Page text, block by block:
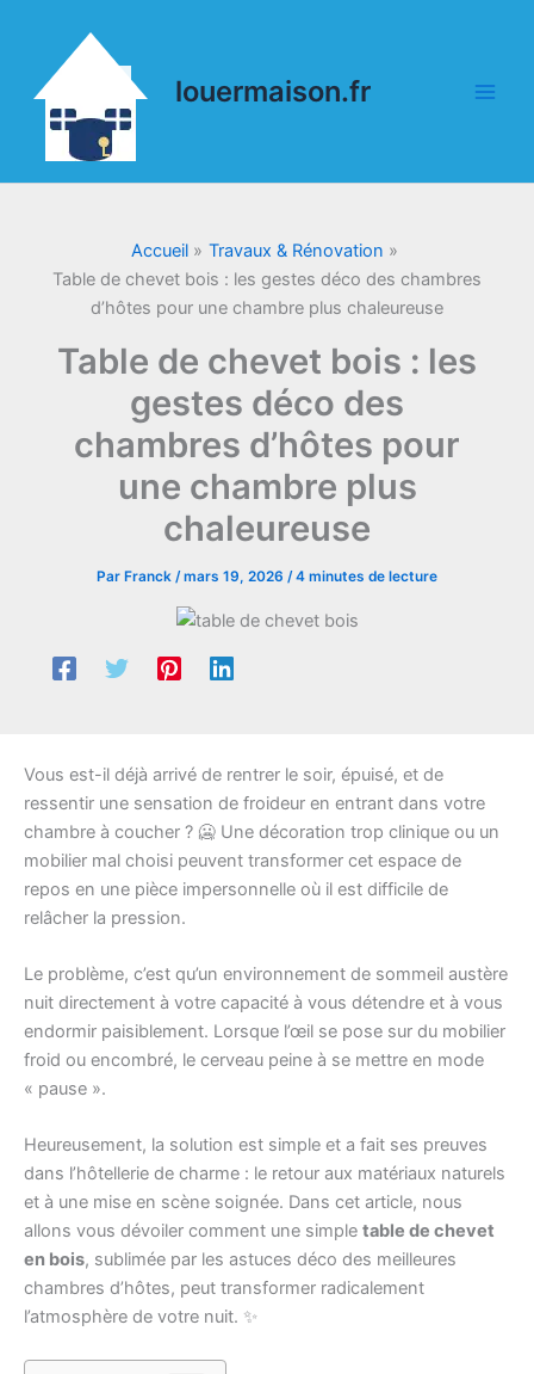
contenu
louermaison.fr
Accueil
Travaux & Rénovation
Table de chevet bois : les gestes déco des chambres
d’hôtes pour une chambre plus chaleureuse
Table de chevet bois : les
gestes déco des
chambres d’hôtes pour
une chambre plus
chaleureuse
Par Franck /mars 19, 2026 /4 minutes de lecture
Vous est-il déjà arrivé de rentrer le soir, épuisé, et de
ressentir une sensation de froideur en entrant dans votre
chambre à coucher ? 🥶 Une décoration trop clinique ou un
mobilier mal choisi peuvent transformer cet espace de
repos en une pièce impersonnelle où il est difficile de
relâcher la pression.
Le problème, c’est qu’un environnement de sommeil austère
nuit directement à votre capacité à vous détendre et à vous
endormir paisiblement. Lorsque l’œil se pose sur du mobilier
froid ou encombré, le cerveau peine à se mettre en mode
« pause ».
Heureusement, la solution est simple et a fait ses preuves
dans l’hôtellerie de charme : le retour aux matériaux naturels
et à une mise en scène soignée. Dans cet article, nous
allons vous dévoiler comment une simple table de chevet
en bois, sublimée par les astuces déco des meilleures
chambres d’hôtes, peut transformer radicalement
l’atmosphère de votre nuit. ✨